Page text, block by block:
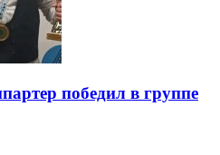
победил в группе